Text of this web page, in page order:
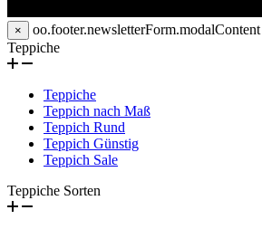
× oo.footer.newsletterForm.modalContent
Teppiche
Teppiche
Teppich nach Maß
Teppich Rund
Teppich Günstig
Teppich Sale
Teppiche Sorten